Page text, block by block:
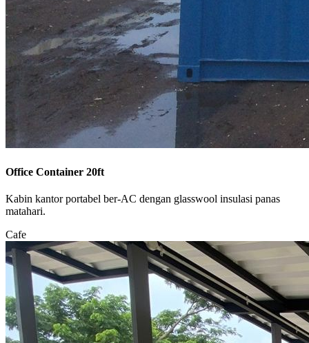
Office Container 20ft
Kabin kantor portabel ber-AC dengan glasswool insulasi panas
matahari.
Cafe